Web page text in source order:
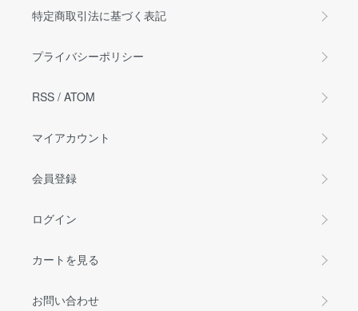
特定商取引法に基づく表記
プライバシーポリシー
RSS / ATOM
マイアカウント
会員登録
ログイン
カートを見る
お問い合わせ